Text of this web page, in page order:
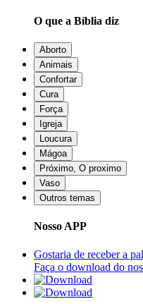
O que a Bíblia diz
Aborto
Animais
Confortar
Cura
Força
Igreja
Loucura
Mágoa
Próximo, O proximo
Vaso
Outros temas
Nosso APP
Gostaria de receber a
Faça o download do